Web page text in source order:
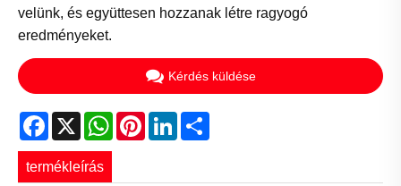
velünk, és együttesen hozzanak létre ragyogó
eredményeket.
Kérdés küldése
Facebook
X WhatsApp
PinterestLinkedIn
termékleírás